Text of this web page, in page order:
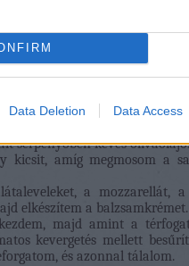
Data Deletion Data Access
megpirítom, majd
szárazra törlöm, majd
serpenyőben kevés
kicsit, amíg megmosom a
a mozzarellát,
elkészítem a balzsamkrémet.
majd amint a
kevergetés mellett
és azonnal tálalom.